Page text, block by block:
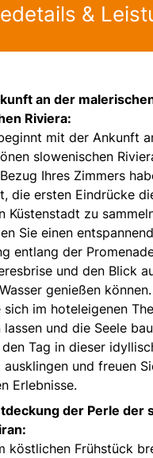
&
an der
Riviera:
mit der Ankunft
slowenischen
Ihres Zimmers
die ersten Eindrücke
Küstenstadt zu
Sie einen
entlang der
und den Blick
genießen
sich im hoteleigenen
und die Seele
den Tag in dieser
ausklingen und freuen
Erlebnisse.
der Perle der
köstlichen Frühstück